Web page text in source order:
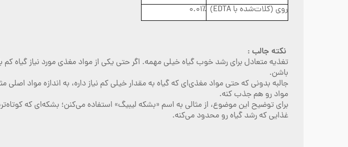
روی (کلات‌شده با EDTA)
۰.۰۱٪
نکته جالب :
تغذیه متعادل برای رشد خوب گیاه خیلی مهمه. اگر حتی یکی از مواد مغذی مورد نیاز گیاه
باشن.
جالبه بدونی که حتی مواد مغذی‌ای که گیاه به مقدار خیلی کم نیاز داره، به اندازه مواد
مواد رو هم جذب کنه.
برای توضیح این موضوع، از مثالی به اسم «بشکه لیبیگ» استفاده می‌کنن؛ بشکه‌ای که
غذایی که رشد گیاه رو محدود می‌کنه.